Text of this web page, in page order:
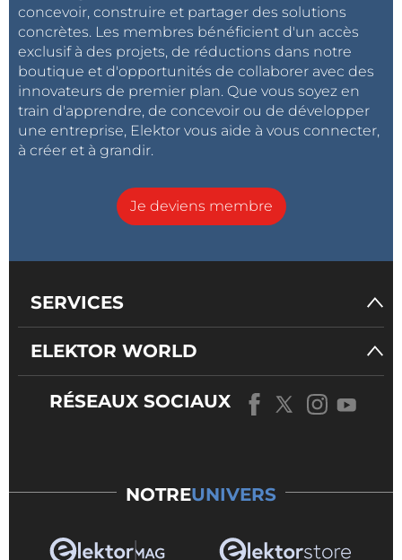
concevoir, construire et partager des solutions
concrètes. Les membres bénéficient d'un accès
exclusif à des projets, de réductions dans notre
boutique et d'opportunités de collaborer avec des
innovateurs de premier plan. Que vous soyez en
train d'apprendre, de concevoir ou de développer
une entreprise, Elektor vous aide à vous connecter,
à créer et à grandir.
Je deviens membre
SERVICES
ELEKTOR WORLD
RÉSEAUX SOCIAUX
NOTREUNIVERS